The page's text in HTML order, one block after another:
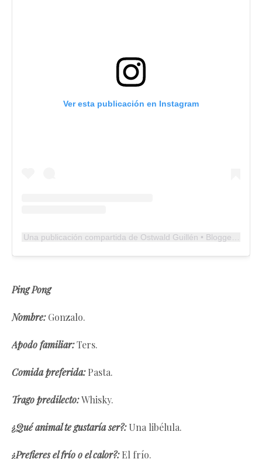
Ver esta publicación en Instagram
Ping Pong
Nombre:Gonzalo.
Apodo familiar:Ters.
Comida preferida:Pasta.
Trago predilecto:Whisky.
¿Qué animal te gustaría ser?:Una libélula.
¿Prefieres el frío o el calor?: El frío.